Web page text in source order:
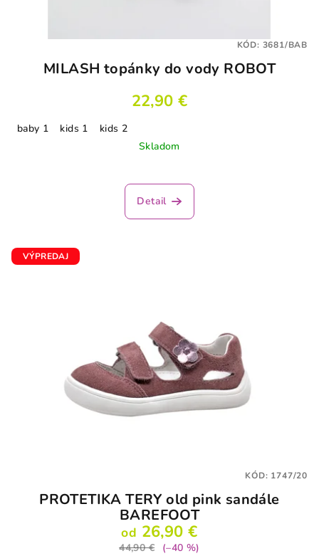
MILASH topánky do vody ROBOT
22,90 €
baby 1 kids 1
kids 2
Skladom
Detail
KÓD: 3681/BAB
VÝPREDAJ
PROTETIKA TERY old pink sandále
BAREFOOT
od 26,90 €
44,90 €
(–40 %)
KÓD: 1747/20